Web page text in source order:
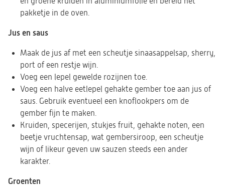
pakketje in de oven.
Jus en saus
Maak de jus af met een scheutje sinaasappelsap, sherry,
port of een restje wijn.
Voeg een lepel gewelde rozijnen toe.
Voeg een halve eetlepel gehakte gember toe aan jus of
saus. Gebruik eventueel een knoflookpers om de
gember fijn te maken.
Kruiden, specerijen, stukjes fruit, gehakte noten, een
beetje vruchtensap, wat gembersiroop, een scheutje
wijn of likeur geven uw sauzen steeds een ander
karakter.
Groenten